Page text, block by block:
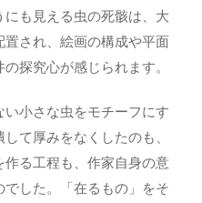
も見える虫の死骸は、大
され、絵画の構成や平面
探究心が感じられます。
小さな虫をモチーフにす
て厚みをなくしたのも、
る工程も、作家自身の意
した。「在るもの」をそ